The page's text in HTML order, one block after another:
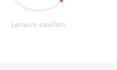
Lecteurs satisfaits